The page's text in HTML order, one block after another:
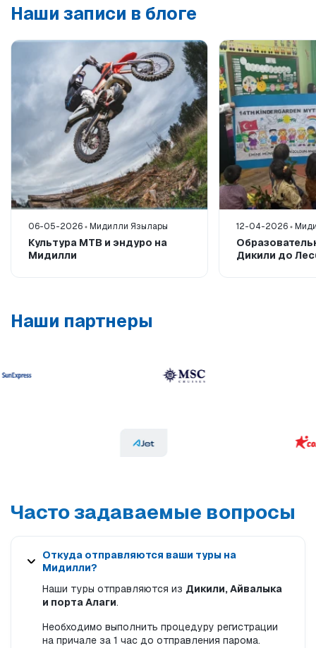
Наши записи в блоге
06-05-2026 Мидилли Язылары
Культура MTB и эндуро на
Мидилли
12-04-2026
Дикили до
Наши партнеры
Часто задаваемые вопросы
Откуда отправляются ваши туры на
Мидилли?
Наши туры отправляются из Дикили, Айвалыка
и порта Алаги.
Необходимо выполнить процедуру регистрации
на причале за 1 час до отправления парома.